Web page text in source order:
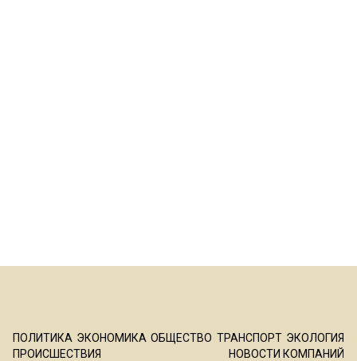
ПОЛИТИКА ЭКОНОМИКА ОБЩЕСТВО ТРАНСПОРТ ЭКОЛОГИЯ
ПРОИСШЕСТВИЯ
НОВОСТИ КОМПАНИЙ